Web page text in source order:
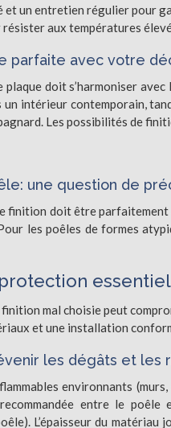
un entretien régulier pour
aux températures
parfaite avec votre
doit s’harmoniser
intérieur contemporain,
Les possibilités de
une question de
finition doit être parfaitement
les poêles de formes
mal choisie peut
et une installation
les dégâts et les
environnants
entre le poêle
L’épaisseur du